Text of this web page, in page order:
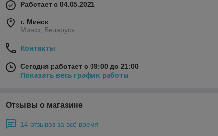
Работает с 04.05.2021
г. Минск
Минск, Беларусь
Контакты
Сегодня работает с 09:00 до 21:00
Показать весь график работы
Отзывы о магазине
14 отзывов за всё время